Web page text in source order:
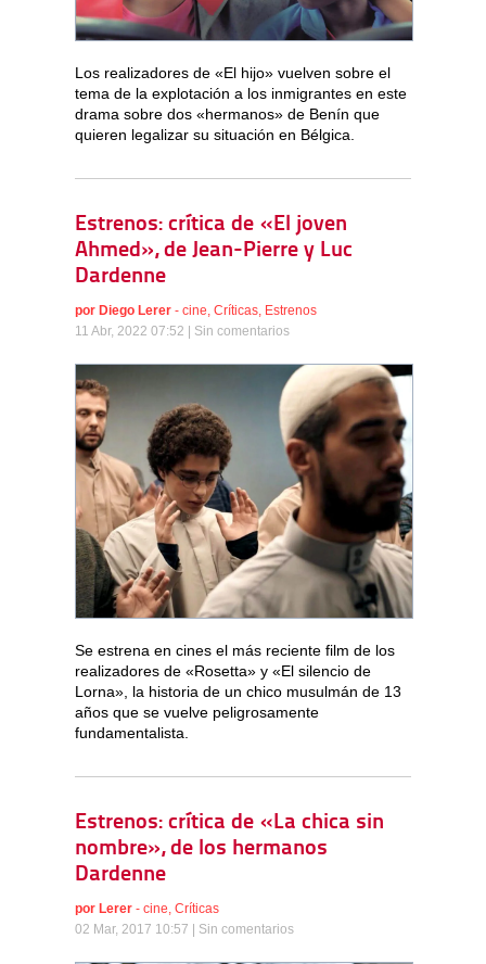
Los realizadores de «El hijo» vuelven sobre el
tema de la explotación a los inmigrantes en este
drama sobre dos «hermanos» de Benín que
quieren legalizar su situación en Bélgica.
Estrenos: crítica de «El joven
Ahmed», de Jean-Pierre y Luc
Dardenne
por Diego Lerer - cine, Críticas, Estrenos
11 Abr, 2022 07:52 | Sin comentarios
Se estrena en cines el más reciente film de los
realizadores de «Rosetta» y «El silencio de
Lorna», la historia de un chico musulmán de 13
años que se vuelve peligrosamente
fundamentalista.
Estrenos: crítica de «La chica sin
nombre», de los hermanos
Dardenne
por Lerer - cine Críticas
02 Mar, 2017 10:57 | Sin comentarios